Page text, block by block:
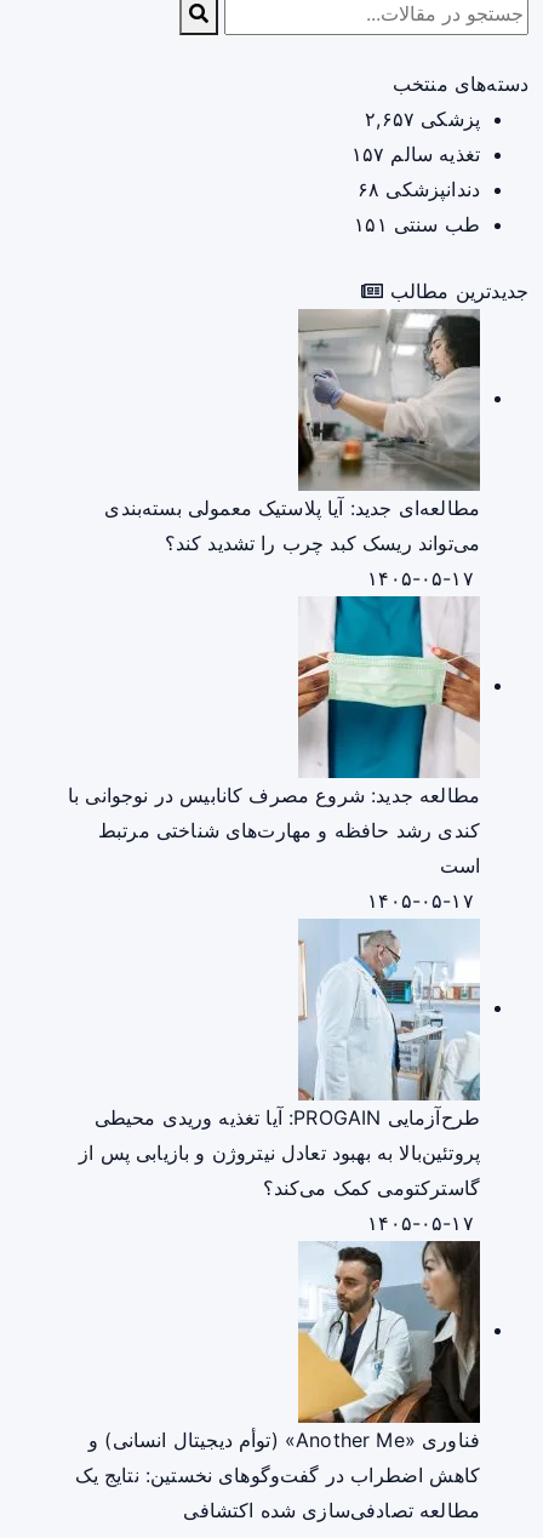
دسته‌های منتخب
پزشکی ۲,۶۵۷
تغذیه سالم ۱۵۷
دندانپزشکی ۶۸
طب سنتی ۱۵۱
جدیدترین مطالب
مطالعه‌ای جدید: آیا پلاستیک معمولی بسته‌بندی
می‌تواند ریسک کبد چرب را تشدید کند؟
مطالعه جدید: شروع مصرف کانابیس در نوجوانی با
کندی رشد حافظه و مهارت‌های شناختی مرتبط
است
طرح‌آزمایی PROGAIN: آیا تغذیه وریدی محیطی
پروتئین‌بالا به بهبود تعادل نیتروژن و بازیابی پس از
گاسترکتومی کمک می‌کند؟
فناوری «Another Me» (توأم دیجیتال انسانی) و
کاهش اضطراب در گفت‌وگوهای نخستین: نتایج یک
مطالعه تصادفی‌سازی شده اکتشافی